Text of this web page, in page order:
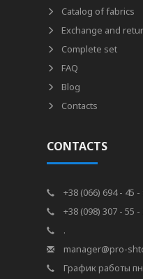
Catalog of fabrics
Exchange and
Complete set
FAQ
Blog
Contacts
CONTACTS
+38 (066) 694 - 45 -
+38 (098) 307 - 55 -
.
manager@pro-
График работы